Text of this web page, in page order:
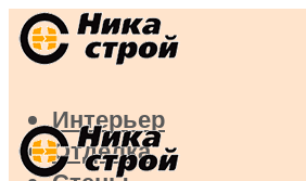
Интерьер
Отделка